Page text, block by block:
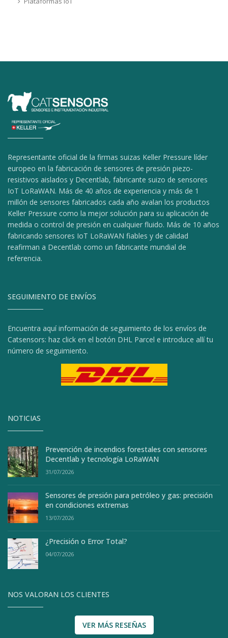
Representante oficial de la firmas suizas Keller Pressure líder
europeo en la fabricación de sensores de presión piezo-
resistivos aislados y Decentlab, fabricante suizo de sensores
IoT LoRaWAN. Más de 40 años de experiencia y más de 1
millón de sensores fabricados cada año avalan los productos
Keller Pressure como la mejor solución para su aplicación de
medida o control de presión en cualquier fluido. Más de 10 años
fabricando sensores IoT LoRaWAN fiables y de calidad
reafirman a Decentlab como un fabricante mundial de
referencia.
SEGUIMIENTO DE ENVÍOS
Encuentra aquí información de seguimiento de los envíos de
Catsensors: haz click en el botón DHL Parcel e introduce allí tu
número de seguimiento.
NOTICIAS
Prevención de incendios forestales con sensores
Decentlab y tecnología LoRaWAN
31/07/2026
Sensores de presión para petróleo y gas: precisión
en condiciones extremas
13/07/2026
¿Precisión o Error Total?
04/07/2026
NOS VALORAN LOS CLIENTES
VER MÁS RESEÑAS